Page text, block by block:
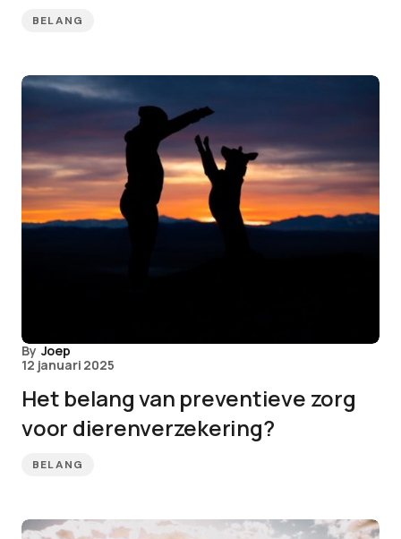
BELANG
By Joep
12 januari 2025
Het belang van preventieve zorg
voor dierenverzekering?
BELANG